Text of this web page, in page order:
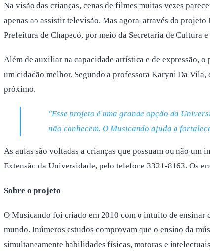
Na visão das crianças, cenas de filmes muitas vezes
apenas ao assistir televisão. Mas agora, através do
Prefeitura de Chapecó, por meio da Secretaria de Cultura
Além de auxiliar na capacidade artística e de expressão,
um cidadão melhor. Segundo a professora Karyni Da
próximo.
"Esse projeto é uma grande opção da
não conhecem. O Musicando ajuda a
As aulas são voltadas a crianças que possuam ou não
Extensão da Universidade, pelo telefone 3321-8163. Os
Sobre o projeto
O Musicando foi criado em 2010 com o intuito de
mundo. Inúmeros estudos comprovam que o ensino da
simultaneamente habilidades físicas, motoras e